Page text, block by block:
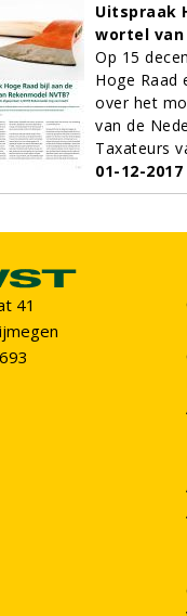
Uitspraak
wortel van
Op 15
Hoge Raad
over het
van de
Taxateurs
01-12-2017
41